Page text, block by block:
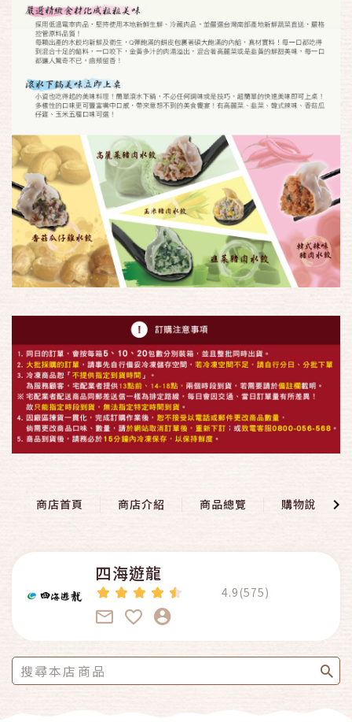
四海遊龍
4.9(575)
商店首頁 商店介紹 商品總覽 購物說明